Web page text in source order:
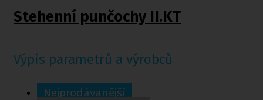
Stehenní punčochy II.KT
Výpis parametrů a výrobců
Nejprodávanější